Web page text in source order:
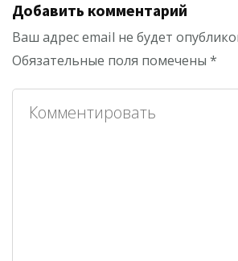
Добавить комментарий
Ваш адрес email не будет
Обязательные поля помечены *